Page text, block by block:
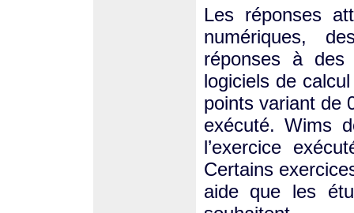
Les réponses
numériques,
réponses à
logiciels de
points variant de
exécuté. Wims
l’exercice
Certains
aide que les